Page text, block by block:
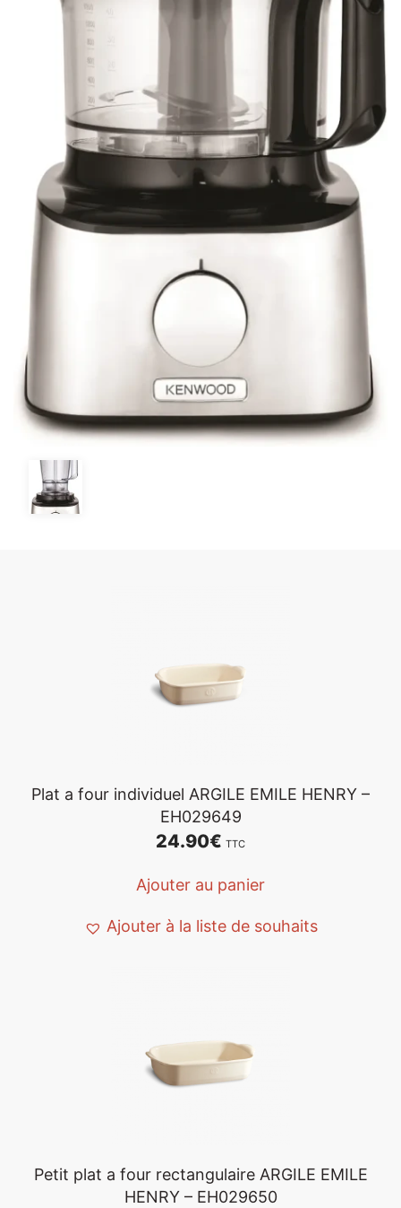
Plat a four individuel ARGILE EMILE HENRY –
EH029649
24.90€ TTC
Ajouter au panier
Ajouter à la liste de souhaits
Petit plat a four rectangulaire ARGILE EMILE
HENRY – EH029650